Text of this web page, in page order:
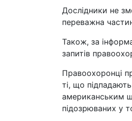
Дослідники не
переважна
Також, за
запитів
Правоохоронці
ті, що
американським
підозрюваних у